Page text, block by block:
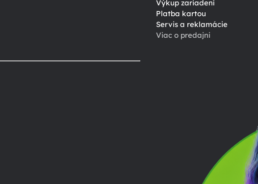
Výkup zariadení
Platba kartou
Servis a reklamácie
Viac o predajni